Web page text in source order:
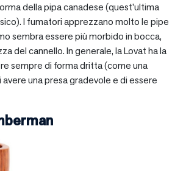
della pipa canadese (quest’ultima
I fumatori apprezzano molto le pipe
sembra essere più morbido in bocca,
del cannello. In generale, la Lovat ha la
sempre di forma dritta (come una
avere una presa gradevole e di essere